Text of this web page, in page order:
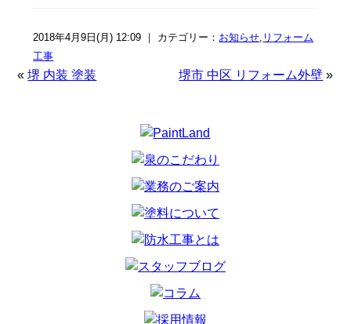
2018年4月9日(月) 12:09 ｜ カテゴリー： お知らせ, リフォーム
工事
«堺 内装 塗装 堺市 中区 リフォーム外壁 »